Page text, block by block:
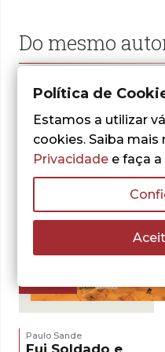
Do mesmo
Paulo Sande
Política de
Estamos a utilizar
cookies. Saiba mais
Privacidade e faça a